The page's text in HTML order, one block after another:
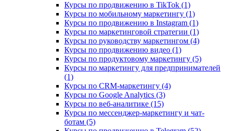
Курсы по продвижению в TikTok (1)
Курсы по мобильному маркетингу (1)
Курсы по продвижению в Instagram (1)
Курсы по маркетинговой стратегии (1)
Курсы по руководству маркетингом (4)
Курсы по продвижению видео (1)
Курсы по продуктовому маркетингу (5)
Курсы по маркетингу для предпринимателей
(1)
Курсы по CRM-маркетингу (4)
Курсы по Google Analytics (3)
Курсы по веб-аналитике (15)
Курсы по мессенджер-маркетингу и чат-
ботам (5)